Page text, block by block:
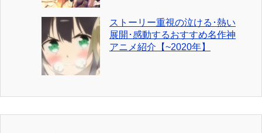
ストーリー重視の泣ける･熱い
展開･感動するおすすめ名作神
アニメ紹介【~2020年】